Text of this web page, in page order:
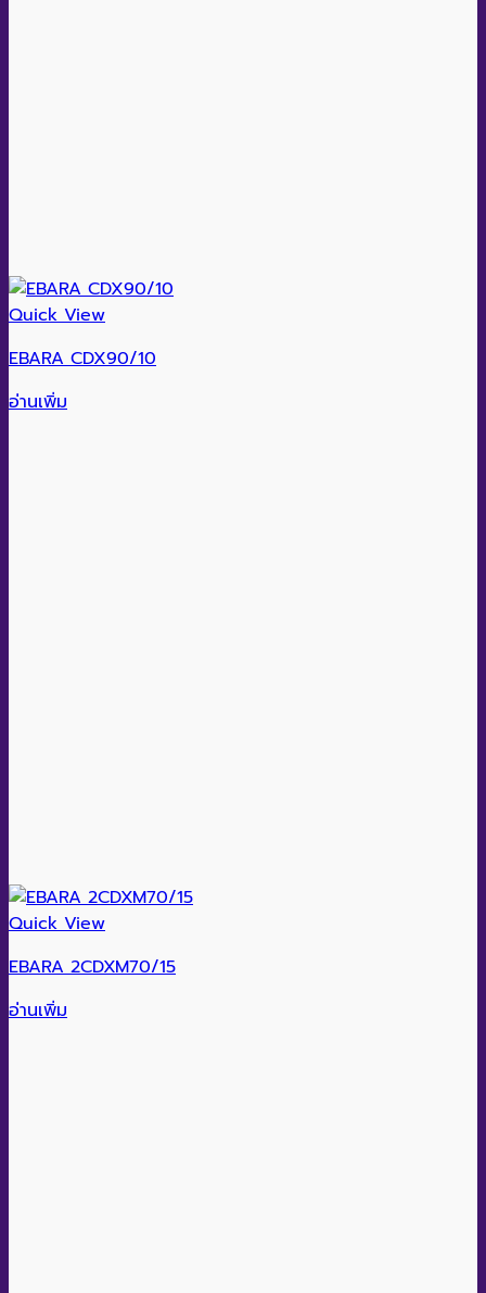
Quick View
EBARA CDX90/10
อ่านเพิ่ม
Quick View
EBARA 2CDXM70/15
อ่านเพิ่ม